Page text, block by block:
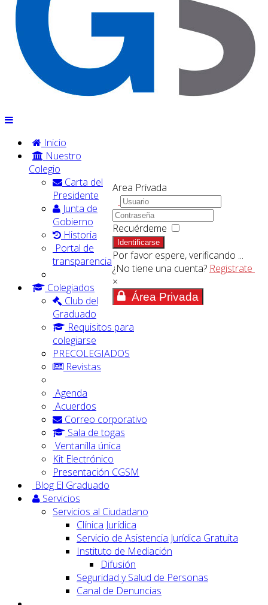
Area Privada
Recuérdeme
Identificarse
Por favor espere, verificando ...
¿No tiene una cuenta? Registrate
×
Área Privada
Inicio
Nuestro
Colegio
Carta del
Presidente
Junta de
Gobierno
Historia
Portal de
transparencia
Colegiados
Club del
Graduado
Requisitos para
colegiarse
PRECOLEGIADOS
Revistas
Agenda
Acuerdos
Correo corporativo
Sala de togas
Ventanilla única
Kit Electrónico
Presentación CGSM
Blog El Graduado
Servicios
Servicios al Ciudadano
Clínica Jurídica
Servicio de Asistencia Jurídica Gratuita
Instituto de Mediación
Difusión
Seguridad y Salud de Personas
Canal de Denuncias